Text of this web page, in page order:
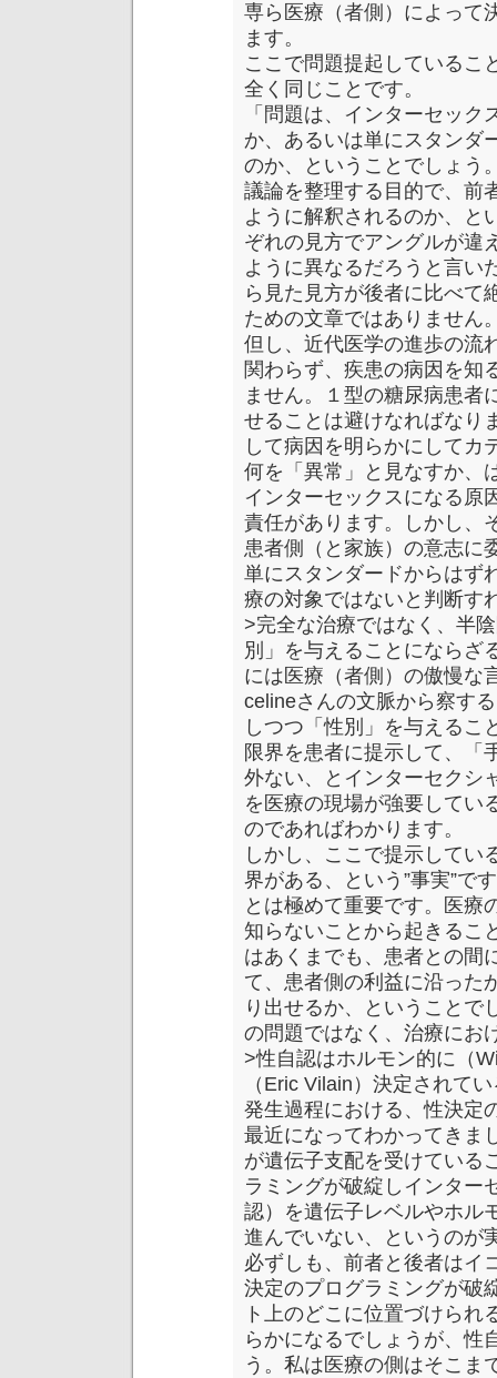
専ら医療（者側）によって
ます。
ここで問題提起しているこ
全く同じことです。
「問題は、インターセック
か、あるいは単にスタンダ
のか、ということでしょう
議論を整理する目的で、前
ように解釈されるのか、と
ぞれの見方でアングルが違
ように異なるだろうと言い
ら見た見方が後者に比べて
ための文章ではありません
但し、近代医学の進歩の流
関わらず、疾患の病因を知
ません。１型の糖尿病患者
せることは避けなればなり
して病因を明らかにしてカ
何を「異常」と見なすか、
インターセックスになる原
責任があります。しかし、
患者側（と家族）の意志に
単にスタンダードからはず
療の対象ではないと判断す
>完全な治療ではなく、半
別」を与えることにならざ
には医療（者側）の傲慢な
celineさんの文脈から察す
しつつ「性別」を与えるこ
限界を患者に提示して、「
外ない、とインターセクシ
を医療の現場が強要してい
のであればわかります。
しかし、ここで提示してい
界がある、という”事実”で
とは極めて重要です。医療
知らないことから起きるこ
はあくまでも、患者との間
て、患者側の利益に沿った
り出せるか、ということで
の問題ではなく、治療にお
>性自認はホルモン的に（
（Eric Vilain）決定されて
発生過程における、性決定
最近になってわかってきま
が遺伝子支配を受けている
ラミングが破綻しインター
認）を遺伝子レベルやホル
進んでいない、というのが
必ずしも、前者と後者はイ
決定のプログラミングが破
ト上のどこに位置づけら
らかになるでしょうが、性
う。私は医療の側はそこま